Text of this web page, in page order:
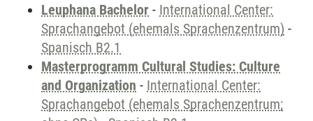
Leuphana Bachelor - International Center:
Sprachangebot (ehemals Sprachenzentrum) -
Spanisch B2.1
Masterprogramm Cultural Studies: Culture
and Organization - International Center:
Sprachangebot (ehemals Sprachenzentrum;